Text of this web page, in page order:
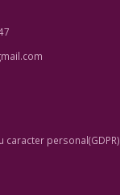
caracter personal(GDPR)